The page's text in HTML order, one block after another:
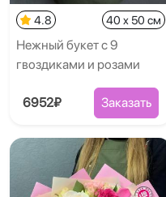
4.8 40 x 50 см
Нежный букет с 9
гвоздиками и розами
6952₽ Заказать